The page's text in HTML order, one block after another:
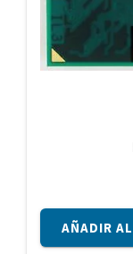
Procesador
Intel
AÑADIR